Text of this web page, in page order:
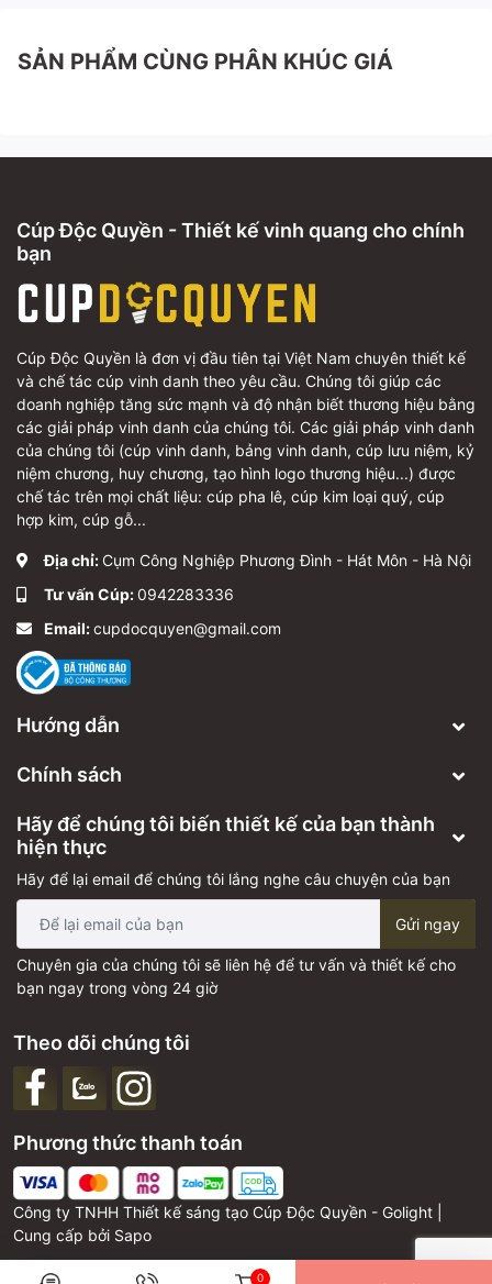
SẢN PHẨM CÙNG PHÂN KHÚC GIÁ
Cúp Độc Quyền - Thiết kế vinh quang cho chính
bạn
Cúp Độc Quyền là đơn vị đầu tiên tại Việt Nam chuyên thiết kế
và chế tác cúp vinh danh theo yêu cầu. Chúng tôi giúp các
doanh nghiệp tăng sức mạnh và độ nhận biết thương hiệu bằng
các giải pháp vinh danh của chúng tôi. Các giải pháp vinh danh
của chúng tôi (cúp vinh danh, bảng vinh danh, cúp lưu niệm, kỷ
niệm chương, huy chương, tạo hình logo thương hiệu...) được
chế tác trên mọi chất liệu: cúp pha lê, cúp kim loại quý, cúp
hợp kim, cúp gỗ...
Địa chỉ: Cụm Công Nghiệp Phương Đình - Hát Môn - Hà Nội
Tư vấn Cúp:0942283336
Email:cupdocquyen@gmail.com
Hướng dẫn
Chính sách
Hãy để chúng tôi biến thiết kế của bạn thành
hiện thực
Hãy để lại email để chúng tôi lắng nghe câu chuyện của bạn
Gửi ngay
Chuyên gia của chúng tôi sẽ liên hệ để tư vấn và thiết kế cho
bạn ngay trong vòng 24 giờ
Công ty TNHH Thiết kế sáng tạo Cúp Độc Quyền - Golight |
Cung cấp bởi Sapo
Phương thức thanh toán
Theo dõi chúng tôi
0